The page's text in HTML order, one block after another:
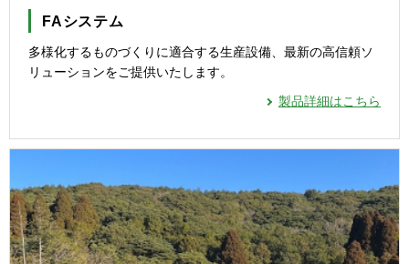
FAシステム
多様化するものづくりに適合する生産設備、最新の高信頼ソ
リューションをご提供いたします。
製品詳細はこちら